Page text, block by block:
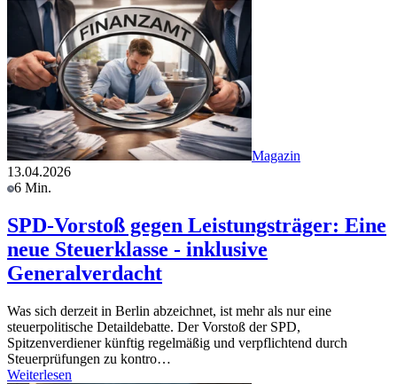
Magazin
13.04.2026
6 Min.
SPD-Vorstoß gegen Leistungsträger: Eine
neue Steuerklasse - inklusive
Generalverdacht
Was sich derzeit in Berlin abzeichnet, ist mehr als nur eine
steuerpolitische Detaildebatte. Der Vorstoß der SPD,
Spitzenverdiener künftig regelmäßig und verpflichtend durch
Steuerprüfungen zu kontro…
Weiterlesen